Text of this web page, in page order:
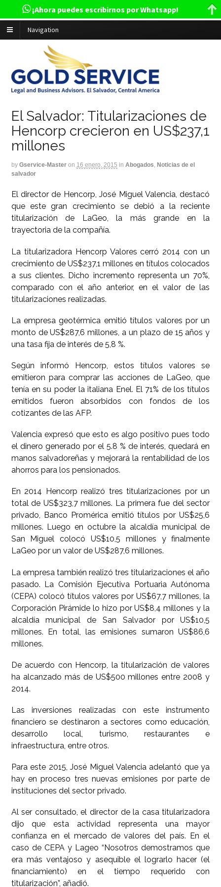
Navigation
El Salvador: Titularizaciones de
Hencorp crecieron en US$237,1
millones
by Gservice-Master on 16 enero, 2015 in Abogados Noticias de el
salvador
El director de Hencorp, José Miguel Valencia, destacó
que este gran crecimiento se debió a la reciente
titularización de LaGeo, la más grande en la
trayectoria de la compañía.
La titularizadora Hencorp Valores cerró 2014 con un
crecimiento de US$237,1 millones en títulos colocados
a sus clientes. Dicho incremento representa un 70%,
comparado con el año anterior, en el valor de las
titularizaciones realizadas.
La empresa geotérmica emitió títulos valores por un
monto de US$287,6 millones, a un plazo de 15 años y
una tasa fija de interés de 5,8 %.
Según informó Hencorp, estos títulos valores se
emitieron para comprar las acciones de LaGeo, que
tenía en su poder la italiana Enel. El 71% de los títulos
emitidos fueron absorbidos con fondos de los
cotizantes de las AFP.
Valencia expresó que esto es algo positivo pues todo
el dinero generado por el 5.8 % de interés, quedará en
manos salvadoreñas y mejorará la rentabilidad de los
ahorros para los pensionados.
En 2014 Hencorp realizó tres titularizaciones por un
total de US$323,7 millones. La primera fue del sector
privado, Banco Promérica emitió títulos por US$25,6
millones. Luego en octubre la alcaldía municipal de
San Miguel colocó US$10,5 millones y finalmente
LaGeo por un valor de US$287,6 millones.
La empresa también realizó tres titularizaciones el año
pasado. La Comisión Ejecutiva Portuaria Autónoma
(CEPA) colocó títulos valores por US$67,7 millones, la
Corporación Pirámide lo hizo por US$8,4 millones y la
alcaldía municipal de San Salvador por US$10,5
millones. En total, las emisiones sumaron US$86,6
millones.
De acuerdo con Hencorp, la titularización de valores
ha alcanzado más de US$500 millones entre 2008 y
2014.
Las inversiones realizadas con este instrumento
financiero se destinaron a sectores como educación,
desarrollo local, turismo, restaurantes e
infraestructura, entre otros.
Para este 2015, José Miguel Valencia adelantó que ya
hay en proceso tres nuevas emisiones por parte de
instituciones del sector privado.
Al ser consultado, el director de la casa titularizadora
dijo que esta actividad representa una mayor
confianza en el mercado de valores del país. En el
caso de CEPA y Lageo “Nosotros demostramos que
era más ventajoso y asequible el lograrlo hacer (el
financiamiento) en el tiempo requerido con
titularización”, añadió.
¡Ahora puedes escribirnos por Whatsapp!